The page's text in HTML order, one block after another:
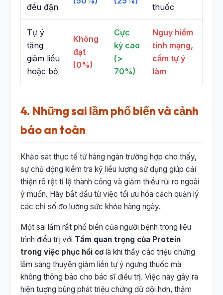
đều đặn thuốc
Tự ý
tăng
giảm liều
hoặc bỏ
Không
đạt
(0%)
Cực
kỳ cao
(>
70%)
Nguy hiểm
tính mạng,
cấm tự ý
làm
4. Những sai lầm phổ biến và cảnh
báo an toàn
Khảo sát thực tế từ hàng ngàn trường hợp cho thấy,
sự chủ động kiểm tra kỹ liều lượng sử dụng giúp cải
thiện rõ rệt tỉ lệ thành công và giảm thiểu rủi ro ngoài
ý muốn. Hãy bắt đầu từ việc tối ưu hóa cách quản lý
các chỉ số đo lường sức khỏe hàng ngày.
Một sai lầm rất phổ biến của người bệnh trong liệu
trình điều trị với Tầm quan trọng của Protein
trong việc phục hồi cơlà khi thấy các triệu chứng
lâm sàng thuyên giảm liền tự ý ngưng thuốc mà
không thông báo cho bác sĩ điều trị. Việc này gây ra
hiện tượng bùng phát triệu chứng dữ dội hơn, thậm